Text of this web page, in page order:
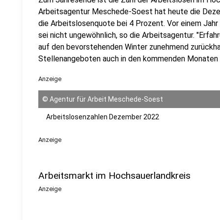
Arbeitsagentur Meschede-Soest hat heute die
die Arbeitslosenquote bei 4 Prozent. Vor einem
sei nicht ungewöhnlich, so die Arbeitsagentur.
auf den bevorstehenden Winter zunehmend
Stellenangeboten auch in den kommenden
Anzeige
© Agentur für Arbeit Meschede-Soest
Arbeitslosenzahlen Dezember 2022
Anzeige
Arbeitsmarkt im Hochsauerlandkreis
Anzeige